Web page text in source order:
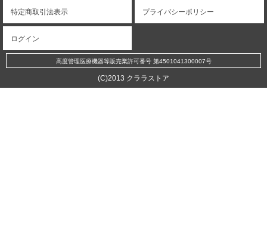
特定商取引法表示 プライバシーポリシー
ログイン
高度管理医療機器等販売業許可番号 第4501041300007号
(C)2013 クララストア